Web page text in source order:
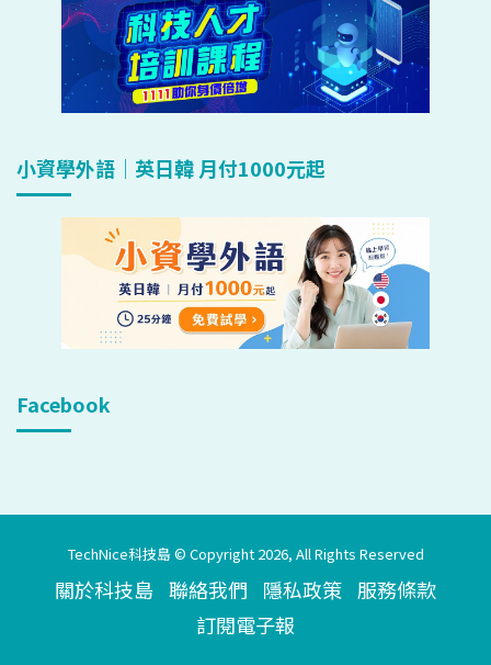
小資學外語｜英日韓 月付1000元起
Facebook
TechNice科技島 © Copyright 2026, All Rights Reserved
關於科技島 聯絡我們 隱私政策 服務條款
訂閱電子報